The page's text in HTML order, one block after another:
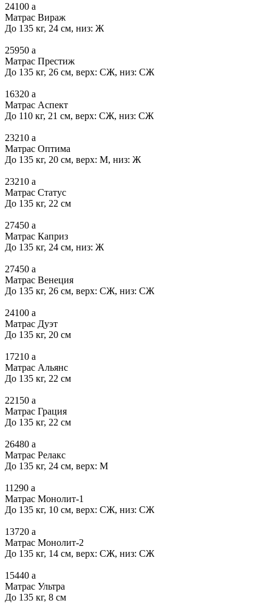
24100 a
Матрас Вираж
До 135 кг, 24 см, низ: Ж
25950 a
Матрас Престиж
До 135 кг, 26 см, верх: СЖ, низ: СЖ
16320 a
Матрас Аспект
До 110 кг, 21 см, верх: СЖ, низ: СЖ
23210 a
Матрас Оптима
До 135 кг, 20 см, верх: М, низ: Ж
23210 a
Матрас Статус
До 135 кг, 22 см
27450 a
Матрас Каприз
До 135 кг, 24 см, низ: Ж
27450 a
Матрас Венеция
До 135 кг, 26 см, верх: СЖ, низ: СЖ
24100 a
Матрас Дуэт
До 135 кг, 20 см
17210 a
Матрас Альянс
До 135 кг, 22 см
22150 a
Матрас Грация
До 135 кг, 22 см
26480 a
Матрас Релакс
До 135 кг, 24 см, верх: М
11290 a
Матрас Монолит-1
До 135 кг, 10 см, верх: СЖ, низ: СЖ
13720 a
Матрас Монолит-2
До 135 кг, 14 см, верх: СЖ, низ: СЖ
15440 a
Матрас Ультра
До 135 кг, 8 см